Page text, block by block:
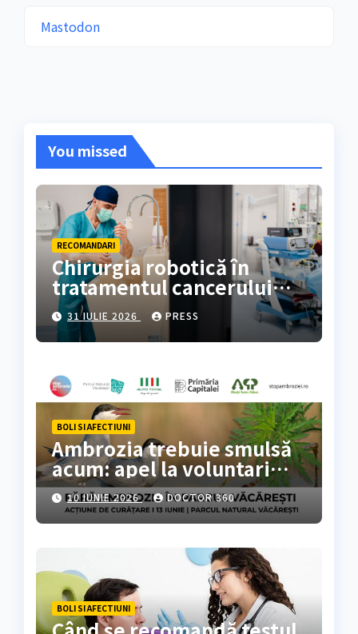
Mastodon
You missed
RECOMANDARI
Chirurgia robotică în
tratamentul cancerului
colorectal
31 IULIE 2026 PRESS
BOLI SI AFECTIUNI
Ambrozia trebuie smulsă
acum: apel la voluntari
pentru acțiune de curățare
în Parcul Natural
Văcărești
10 IUNIE 2026 DOCTOR 360
BOLI SI AFECTIUNI